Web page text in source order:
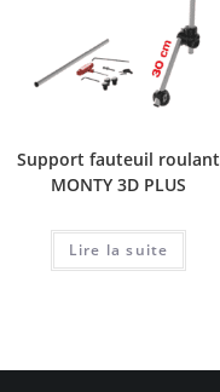
Support fauteuil roulant
MONTY 3D PLUS
Lire la suite